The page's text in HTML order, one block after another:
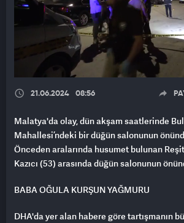
21.06.2024 08:56
Malatya'da olay, dün akşam saatlerinde
Mahallesi’ndeki bir düğün salonunun
Önceden aralarında husumet bulunan
Kazıcı (53) arasında düğün salonunun
BABA OĞULA KURŞUN YAĞMURU
DHA'da yer alan habere göre tartışmanın